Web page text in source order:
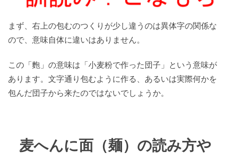
まず、右上の包むのつくりが少し違うのは異体字の関係な
ので、意味自体に違いはありません。
この「麭」の意味は「小麦粉で作った団子」という意味が
あります。文字通り包むように作る、あるいは実際何かを
包んだ団子から来たのではないでしょうか。
麦へんに面（麺）の読み方や